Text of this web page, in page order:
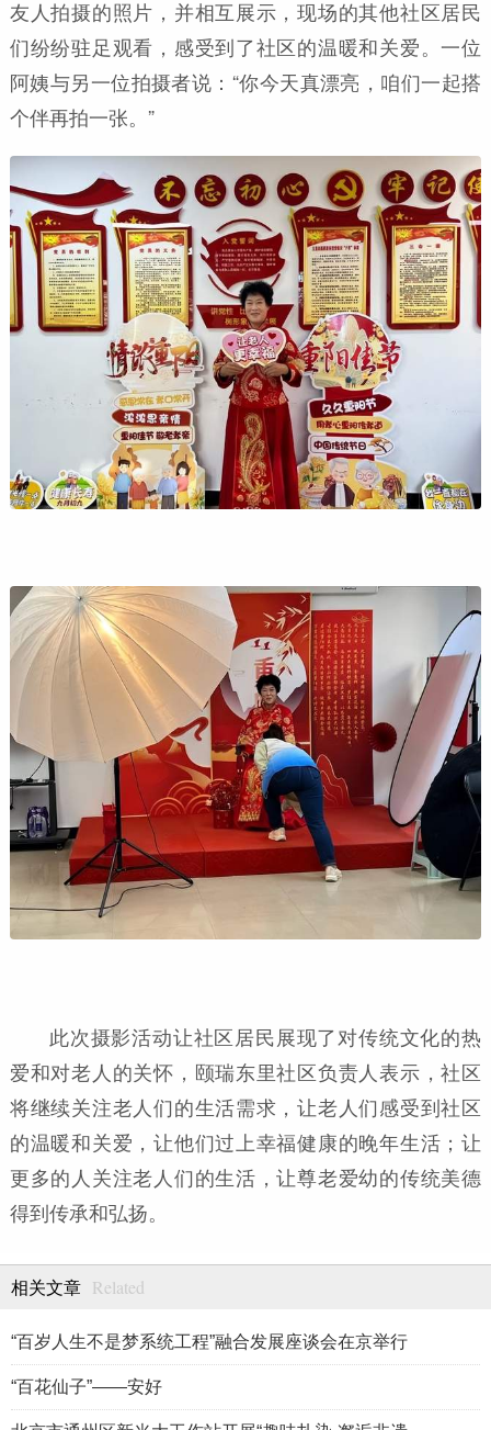
友人拍摄的照片，并相互展示，现场的其他社区居民
们纷纷驻足观看，感受到了社区的温暖和关爱。一位
阿姨与另一位拍摄者说：“你今天真漂亮，咱们一起搭
个伴再拍一张。”
此次摄影活动让社区居民展现了对传统文化的热
爱和对老人的关怀，颐瑞东里社区负责人表示，社区
将继续关注老人们的生活需求，让老人们感受到社区
的温暖和关爱，让他们过上幸福健康的晚年生活；让
更多的人关注老人们的生活，让尊老爱幼的传统美德
得到传承和弘扬。
相关文章 Related
“百岁人生不是梦系统工程”融合发展座谈会在京举行
“百花仙子”——安好